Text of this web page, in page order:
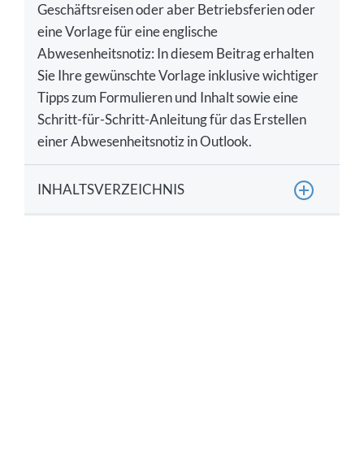
Geschäftsreisen oder aber Betriebsferien oder
eine Vorlage für eine englische
Abwesenheitsnotiz: In diesem Beitrag erhalten
Sie Ihre gewünschte Vorlage inklusive wichtiger
Tipps zum Formulieren und Inhalt sowie eine
Schritt-für-Schritt-Anleitung für das Erstellen
einer Abwesenheitsnotiz in Outlook.
INHALTSVERZEICHNIS